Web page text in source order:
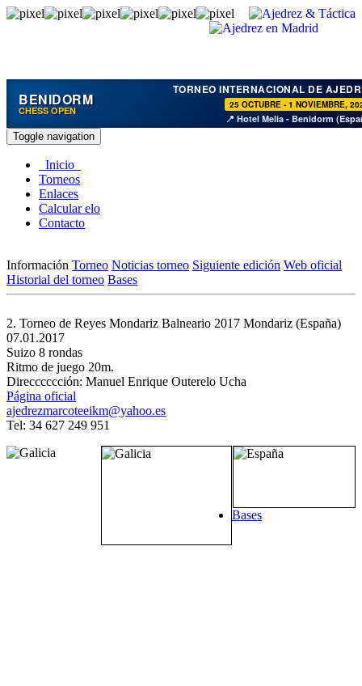
BENIDORM
CHESS OPEN
TORNEO INTERNACIONAL DE
25 OCTUBRE - 1 NOVIEMBRE,
📍 Hotel Melia - Benidorm
Toggle navigation
Inicio
Torneos
Enlaces
Calcular elo
Contacto
Información Torneo Noticias torneo Siguiente edición Web oficial
Historial del torneo Bases
2. Torneo de Reyes Mondariz Balneario 2017 Mondariz (España)
07.01.2017
Suizo 8 rondas
Ritmo de juego 20m.
Direcccccción: Manuel Enrique Outerelo Ucha
Página oficial
ajedrezmarcoteeikm@yahoo.es
Tel: 34 627 249 951
Bases